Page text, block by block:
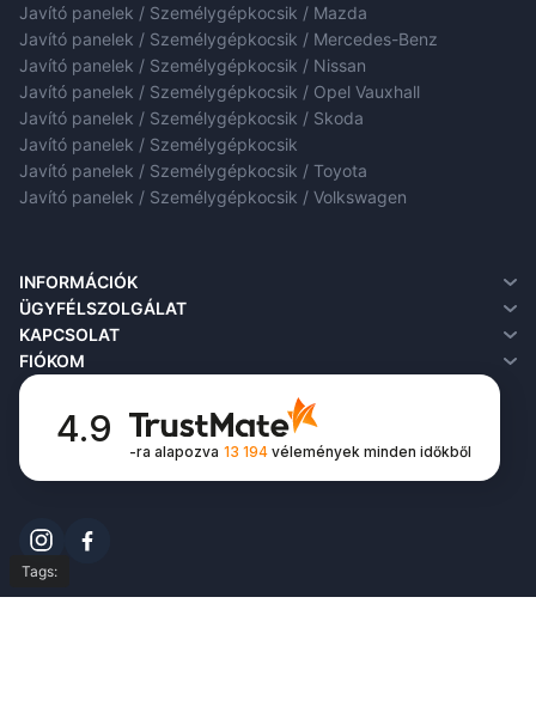
Javító panelek / Személygépkocsik / Mazda
Javító panelek / Személygépkocsik / Mercedes-Benz
Javító panelek / Személygépkocsik / Nissan
Javító panelek / Személygépkocsik / Opel Vauxhall
Javító panelek / Személygépkocsik / Skoda
Javító panelek / Személygépkocsik
Javító panelek / Személygépkocsik / Toyota
Javító panelek / Személygépkocsik / Volkswagen
INFORMÁCIÓK
Rólunk
Szállítási információk
Adatvédelmi irányelvek
Feltételek és kikötések
ÜGYFÉLSZOLGÁLAT
Kapcsolat
Visszáru
Honlaptérkép
KAPCSOLAT
FIÓKOM
Fiókom
Rendeléseim
Kívánságlista
Hírlevél
4.9
-ra alapozva 13 194 véleményekminden időkből
Tags: